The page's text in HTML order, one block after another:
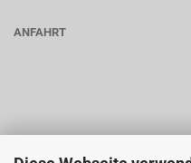
ANFAHRT